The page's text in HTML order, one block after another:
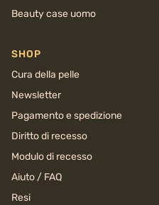
Beauty case uomo
SHOP
Cura della pelle
Newsletter
Pagamento e spedizione
Diritto di recesso
Modulo di recesso
Aiuto / FAQ
Resi